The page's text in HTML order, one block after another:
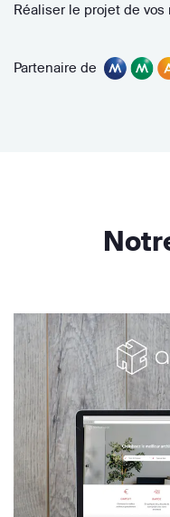
Réaliser le projet de
Partenaire de